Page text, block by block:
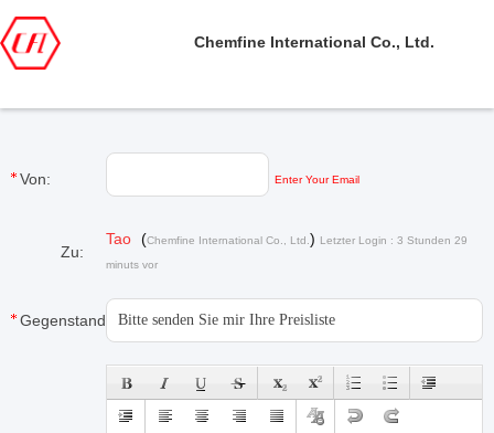
Chemfine International Co., Ltd.
Von: Enter Your Email
Zu:
Tao (Chemfine International Co., Ltd. ) Letzter Login : 3 Stunden 29
minuts vor
Gegenstand: